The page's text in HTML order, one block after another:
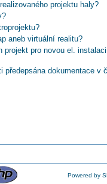
projektu haly?
aneb virtuální realitu?
pro novou el.
dokumentace v
kde su uz neplatne
pokud jeho práci někdo
panelových domů?
boxu projekt?
zařízení zajistí Powered by